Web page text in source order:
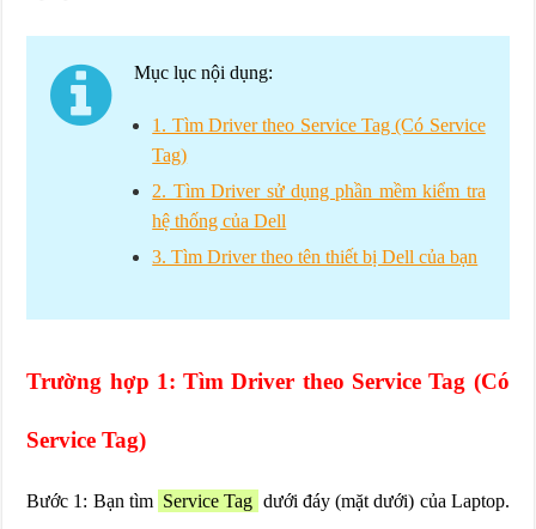
Mục lục nội dụng:
1. Tìm Driver theo Service Tag (Có Service
Tag)
2. Tìm Driver sử dụng phần mềm kiểm tra
hệ thống của Dell
3. Tìm Driver theo tên thiết bị Dell của bạn
Trường hợp 1: Tìm Driver theo Service Tag (Có
Service Tag)
Bước 1: Bạn tìm Service Tag dưới đáy (mặt dưới) của Laptop.